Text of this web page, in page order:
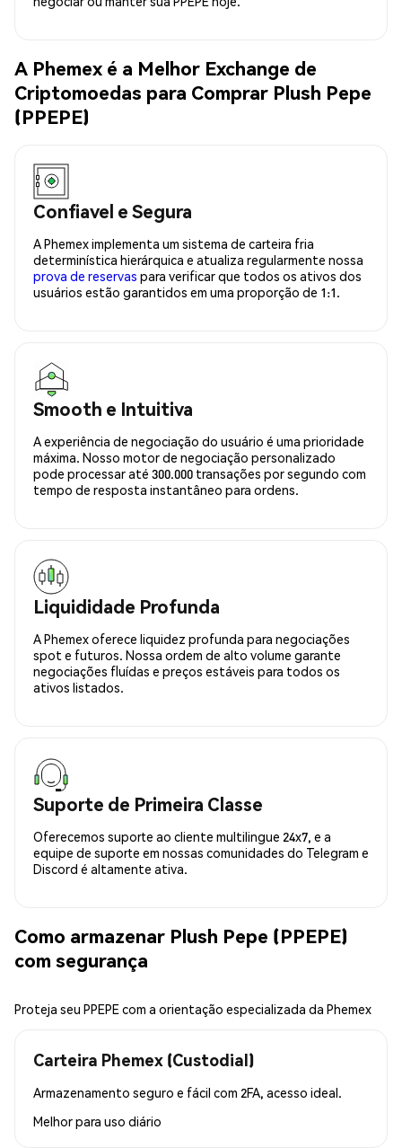
A Phemex é a Melhor Exchange de
Criptomoedas para Comprar Plush Pepe
(PPEPE)
Confiavel e Segura
A Phemex implementa um sistema de carteira fria
determinística hierárquica e atualiza regularmente nossa
prova de reservas para verificar que todos os ativos dos
usuários estão garantidos em uma proporção de 1:1.
Smooth e Intuitiva
A experiência de negociação do usuário é uma prioridade
máxima. Nosso motor de negociação personalizado
pode processar até 300.000 transações por segundo com
tempo de resposta instantâneo para ordens.
Liquididade Profunda
A Phemex oferece liquidez profunda para negociações
spot e futuros. Nossa ordem de alto volume garante
negociações fluídas e preços estáveis para todos os
ativos listados.
Suporte de Primeira Classe
Oferecemos suporte ao cliente multilingue 24x7, e a
equipe de suporte em nossas comunidades do Telegram e
Discord é altamente ativa.
Como armazenar Plush Pepe (PPEPE)
com segurança
Proteja seu PPEPE com a orientação especializada da Phemex
Carteira Phemex (Custodial)
Armazenamento seguro e fácil com 2FA, acesso ideal.
Melhor para uso diário